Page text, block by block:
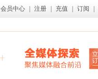
会员中心 注册 充值 订阅